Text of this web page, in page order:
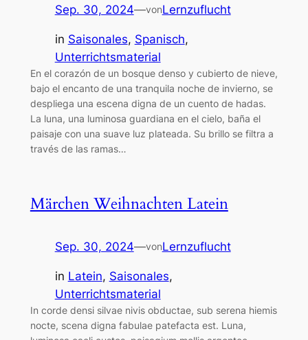
Sep. 30, 2024—vonLernzuflucht
in Saisonales, Spanisch
Unterrichtsmaterial
En el corazón de un bosque denso y cubierto de nieve,
bajo el encanto de una tranquila noche de invierno, se
despliega una escena digna de un cuento de hadas.
La luna, una luminosa guardiana en el cielo, baña el
paisaje con una suave luz plateada. Su brillo se filtra a
través de las ramas…
Märchen Weihnachten Latein
Sep. 30, 2024—vonLernzuflucht
in Latein, Saisonales
Unterrichtsmaterial
In corde densi silvae nivis obductae, sub serena hiemis
nocte, scena digna fabulae patefacta est. Luna,